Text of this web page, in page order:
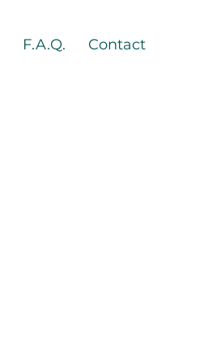
F.A.Q. Contact